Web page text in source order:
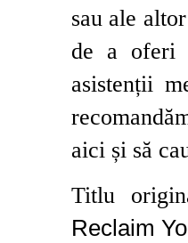
sau ale
de a oferi
asistenții
aici și să
Titlu
Reclaim